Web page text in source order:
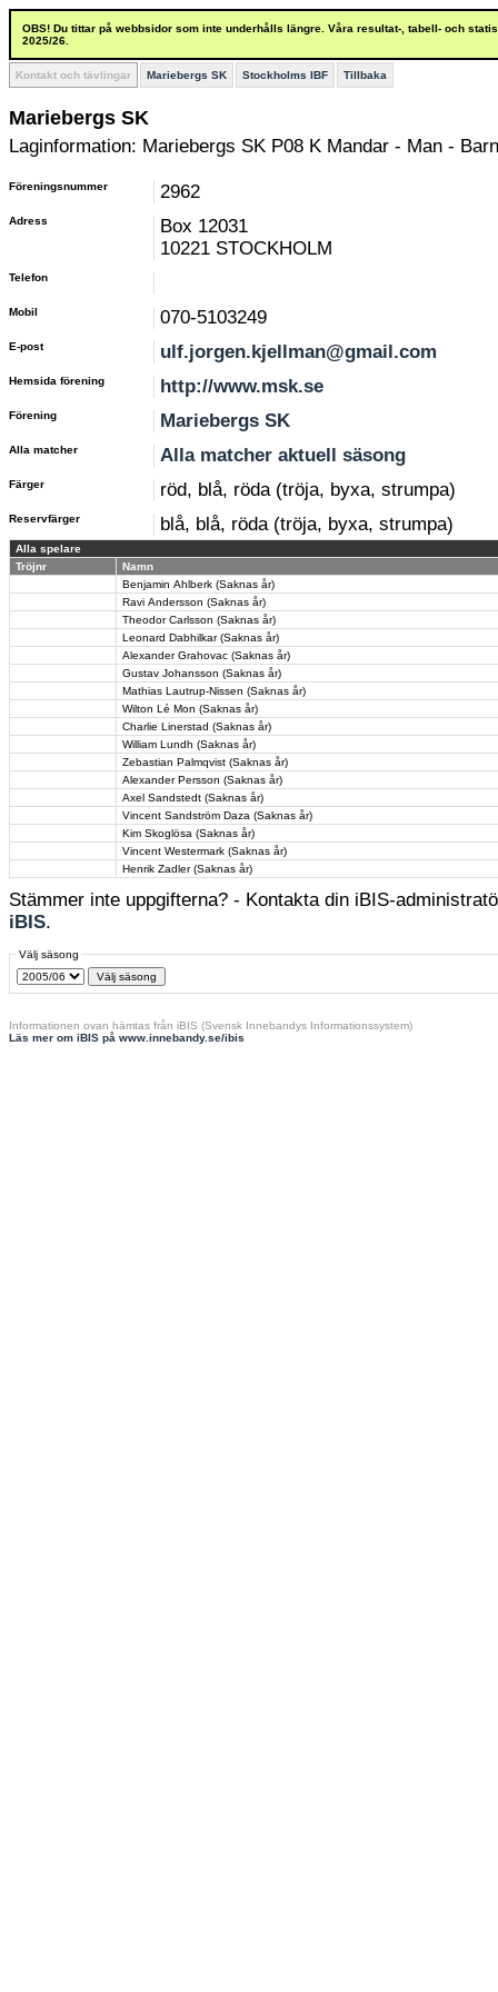
OBS! Du tittar på webbsidor som inte underhålls längre. Våra resultat-, tabell- och
2025/26.
Kontakt och tävlingar Mariebergs SK Stockholms IBF Tillbaka
Mariebergs SK
Laginformation: Mariebergs SK P08 K Mandar - Man -
Föreningsnummer 2962
Adress
Box 12031
10221 STOCKHOLM
Telefon
Mobil 070-5103249
E-post ulf.jorgen.kjellman@gmail.com
Hemsida förening http://www.msk.se
Förening Mariebergs SK
Alla matcher Alla matcher aktuell säsong
Färger röd, blå, röda (tröja, byxa, strumpa)
Reservfärger blå, blå, röda (tröja, byxa, strumpa)
Alla spelare
Tröjnr
Namn
Benjamin Ahlberk (Saknas år)
Ravi Andersson (Saknas år)
Theodor Carlsson (Saknas år)
Leonard Dabhilkar (Saknas år)
Alexander Grahovac (Saknas år)
Gustav Johansson (Saknas år)
Mathias Lautrup-Nissen (Saknas år)
Wilton Lé Mon (Saknas år)
Charlie Linerstad (Saknas år)
William Lundh (Saknas år)
Zebastian Palmqvist (Saknas år)
Alexander Persson (Saknas år)
Axel Sandstedt (Saknas år)
Vincent Sandström Daza (Saknas år)
Kim Skoglösa (Saknas år)
Vincent Westermark (Saknas år)
Henrik Zadler (Saknas år)
Stämmer inte uppgifterna? - Kontakta din iBIS-
iBIS.
Välj säsong
Informationen ovan hämtas från iBIS (Svensk Innebandys Informationssystem)
Läs mer om iBIS på www.innebandy.se/ibis